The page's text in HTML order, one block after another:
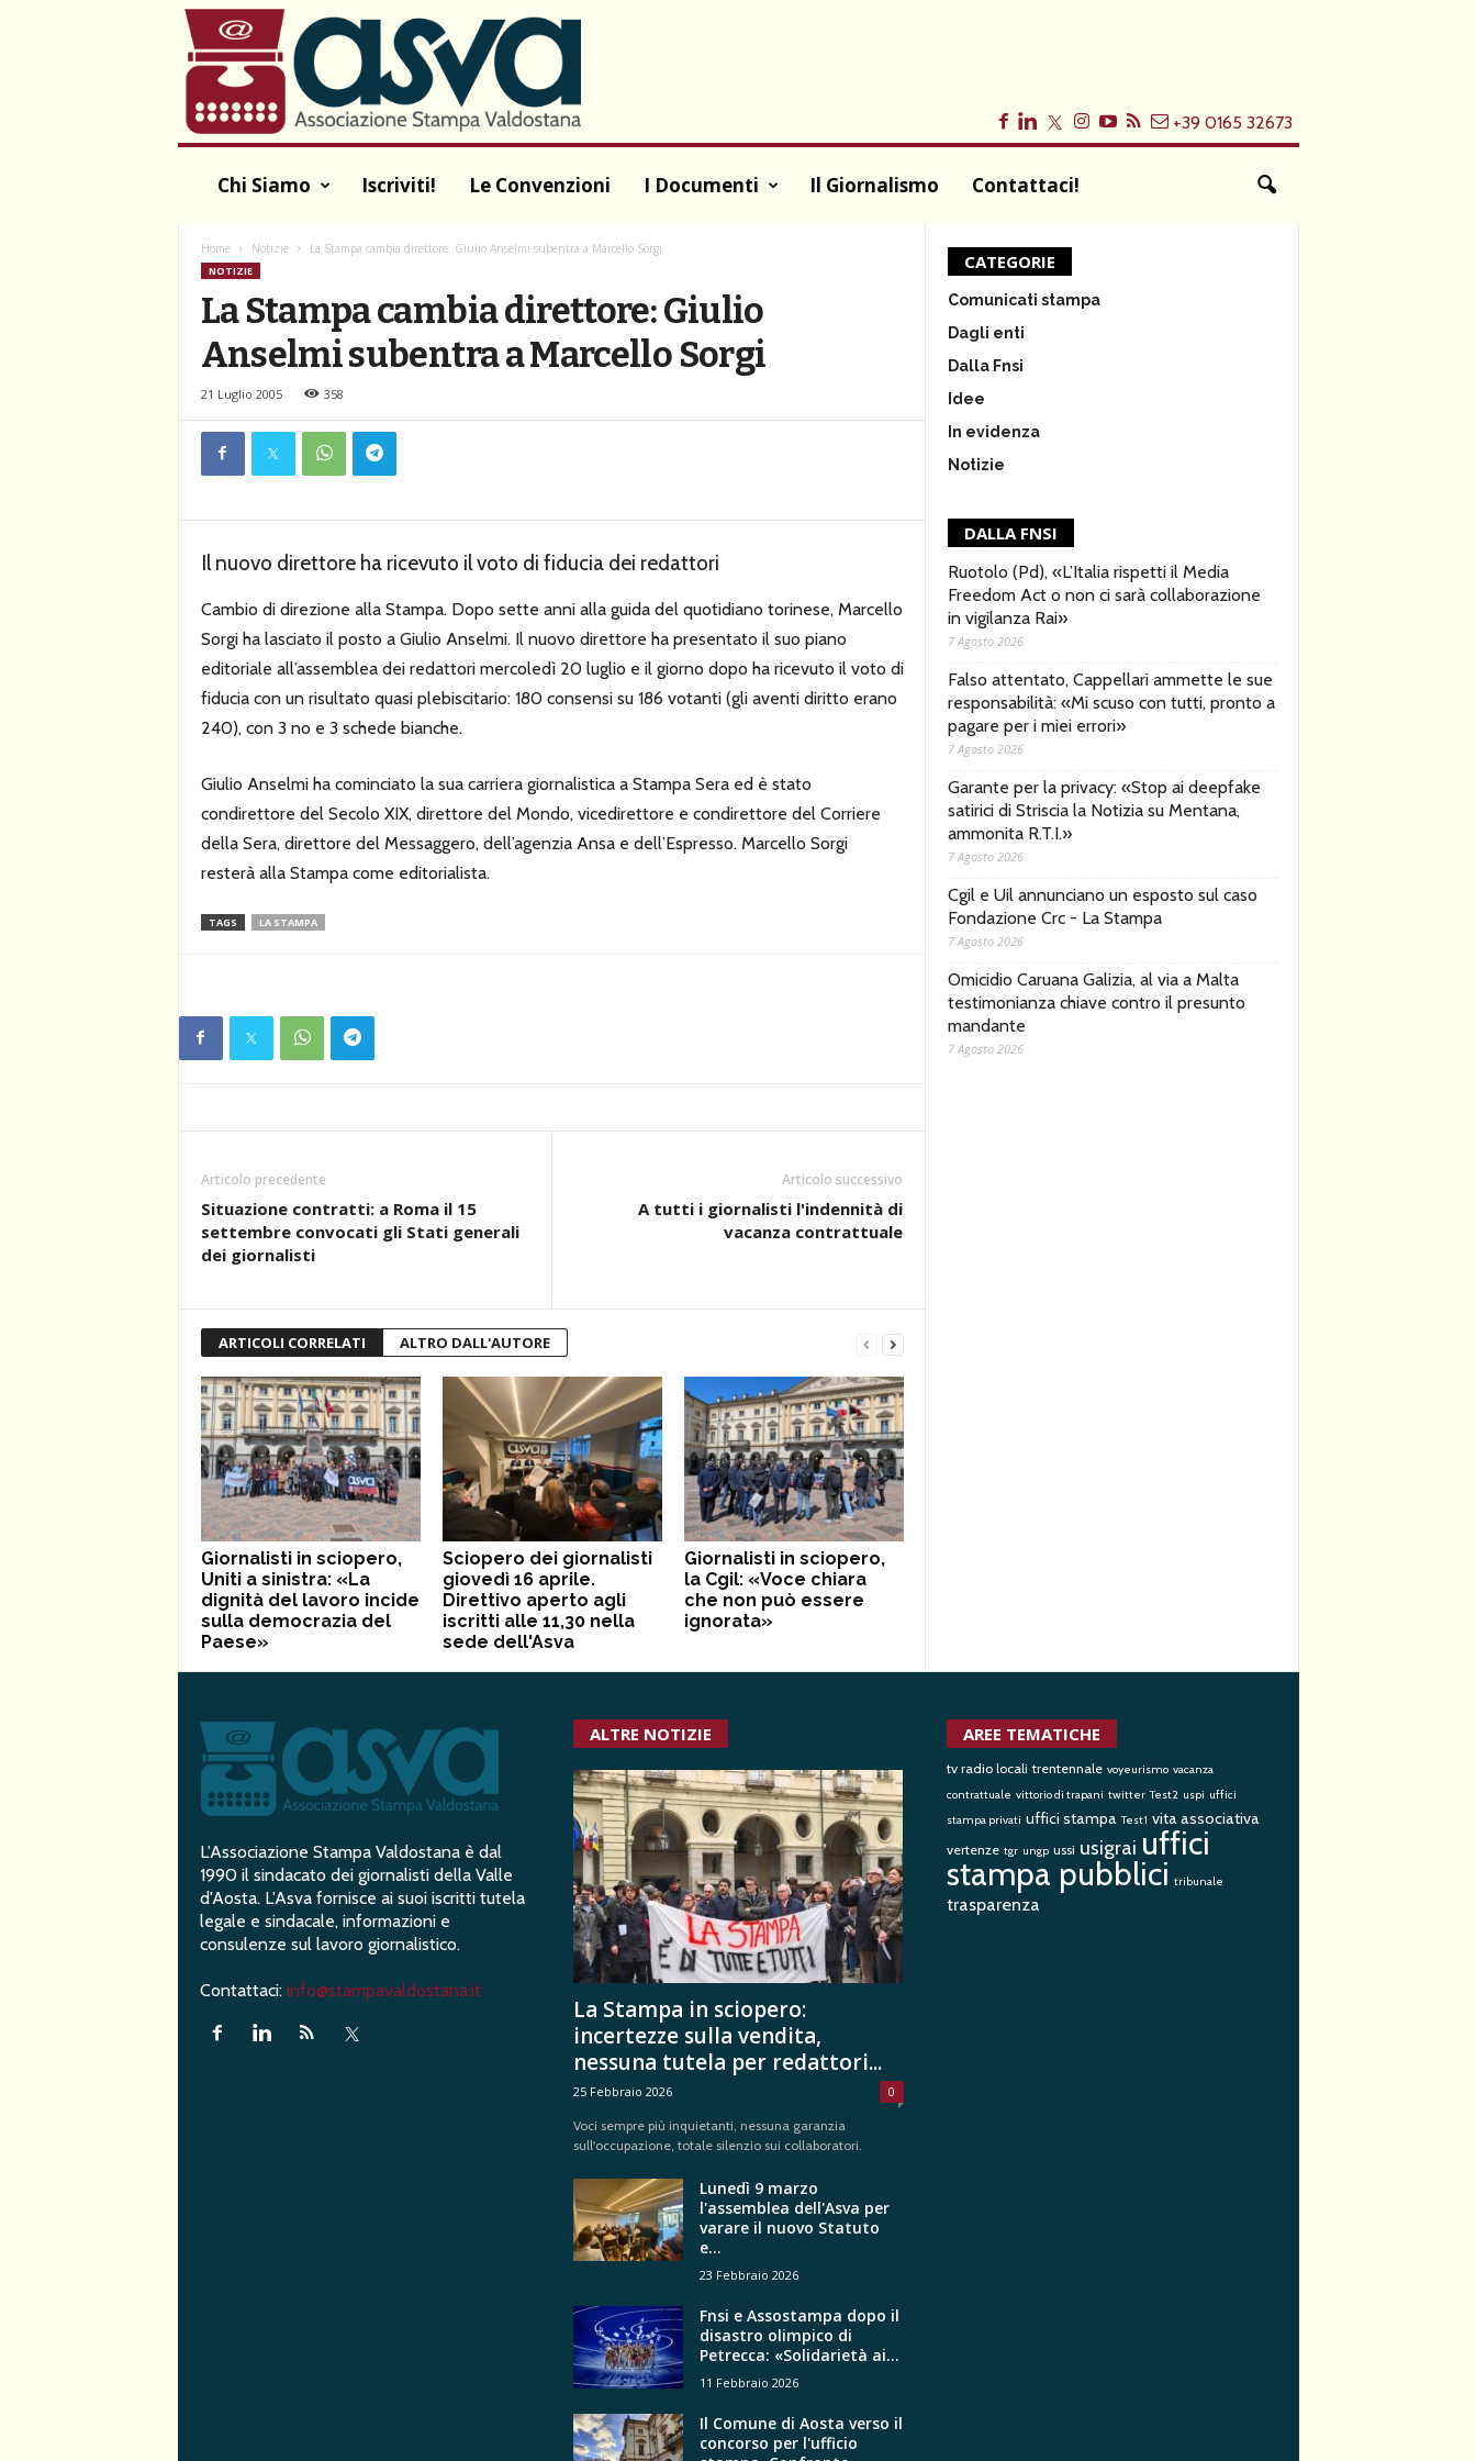
A
S
V
+39 0165 32673
Chi Siamo Iscriviti! Le Convenzioni I Documenti Il Giornalismo Contattaci!
Home Notizie La Stampa cambia direttore: Giulio Anselmi subentra a Marcello Sorgi
NOTIZIE
La Stampa cambia direttore: Giulio
Anselmi subentra a Marcello Sorgi
21 Luglio 2005 358
Il nuovo direttore ha ricevuto il voto di fiducia dei redattori
Cambio di direzione alla Stampa. Dopo sette anni alla guida del quotidiano torinese, Marcello
Sorgi ha lasciato il posto a Giulio Anselmi. Il nuovo direttore ha presentato il suo piano
editoriale all’assemblea dei redattori mercoledì 20 luglio e il giorno dopo ha ricevuto il voto di
fiducia con un risultato quasi plebiscitario: 180 consensi su 186 votanti (gli aventi diritto erano
240), con 3 no e 3 schede bianche.
Giulio Anselmi ha cominciato la sua carriera giornalistica a Stampa Sera ed è stato
condirettore del Secolo XIX, direttore del Mondo, vicedirettore e condirettore del Corriere
della Sera, direttore del Messaggero, dell’agenzia Ansa e dell’Espresso. Marcello Sorgi
resterà alla Stampa come editorialista.
TAGS LA STAMPA
Articolo precedente
Situazione contratti: a Roma il 15
settembre convocati gli Stati generali
dei giornalisti
Articolo successivo
A tutti i giornalisti l'indennità di
vacanza contrattuale
ARTICOLI CORRELATI ALTRO DALL'AUTORE
Giornalisti in sciopero,
Uniti a sinistra: «La
dignità del lavoro incide
sulla democrazia del
Paese»
Sciopero dei giornalisti
giovedì 16 aprile.
Direttivo aperto agli
iscritti alle 11,30 nella
sede dell'Asva
Giornalisti in sciopero,
la Cgil: «Voce chiara
che non può essere
ignorata»
CATEGORIE
Comunicati stampa
Dagli enti
Dalla Fnsi
Idee
In evidenza
Notizie
DALLA FNSI
Ruotolo (Pd), «L’Italia rispetti il Media
Freedom Act o non ci sarà collaborazione
in vigilanza Rai»
7 Agosto 2026
Falso attentato, Cappellari ammette le sue
responsabilità: «Mi scuso con tutti, pronto a
pagare per i miei errori»
7 Agosto 2026
Garante per la privacy: «Stop ai deepfake
satirici di Striscia la Notizia su Mentana,
ammonita R.T.I.»
7 Agosto 2026
Cgil e Uil annunciano un esposto sul caso
Fondazione Crc - La Stampa
7 Agosto 2026
Omicidio Caruana Galizia, al via a Malta
testimonianza chiave contro il presunto
mandante
7 Agosto 2026
L'Associazione Stampa Valdostana è dal
1990 il sindacato dei giornalisti della Valle
d'Aosta. L'Asva fornisce ai suoi iscritti tutela
legale e sindacale, informazioni e
consulenze sul lavoro giornalistico.
Contattaci: info@stampavaldostana.it
ALTRE NOTIZIE
La Stampa in sciopero:
incertezze sulla vendita,
nessuna tutela per redattori...
25 Febbraio 2026 0
Voci sempre più inquietanti, nessuna garanzia
sull'occupazione, totale silenzio sui collaboratori.
Lunedì 9 marzo
l'assemblea dell'Asva per
varare il nuovo Statuto
e...
23 Febbraio 2026
Fnsi e Assostampa dopo il
disastro olimpico di
Petrecca: «Solidarietà ai...
11 Febbraio 2026
Il Comune di Aosta verso il
concorso per l'ufficio
AREE TEMATICHE
tv radio locali trentennale voyeurismo vacanza
contrattuale vittorio di trapani twitter Test2 uspi uffici
stampa privati uffici stampa Test1 vita associativa
vertenze tgr ungp ussi usigrai uffici
stampa pubblici tribunale
trasparenza